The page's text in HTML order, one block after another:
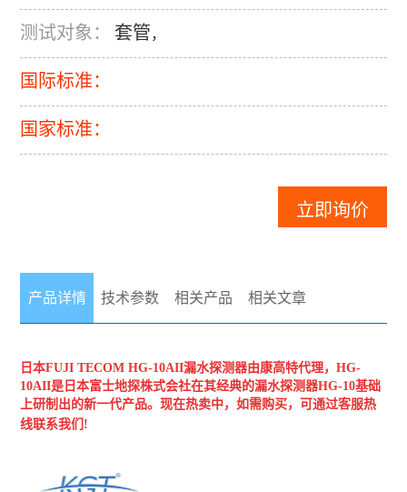
测试对象： 套管，
国际标准：
国家标准：
立即询价
产品详情 技术参数 相关产品 相关文章
日本FUJI TECOM HG-10AII漏水探测器由康高特代理，HG-
10AII是日本富士地探株式会社在其经典的漏水探测器HG-10基础
上研制出的新一代产品。现在热卖中，如需购买，可通过客服热
线联系我们 !